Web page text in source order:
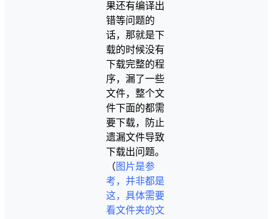
果还有编译出
错等问题的
话，那就是下
载的时候没有
下载完整的程
序，漏了一些
文件，整个文
件下面的都需
要下载，防止
遗漏文件导致
下载出问题。
（ 图片是参
考，并非都是
这，具体需要
看文件夹的文